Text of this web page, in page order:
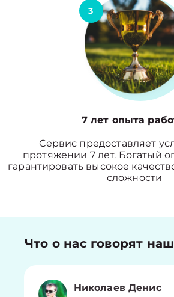
3
7 лет опыта
Сервис предоставляет
протяжении 7 лет. Богатый
гарантировать высокое
сложности
Что о нас говорят
Николаев Денис